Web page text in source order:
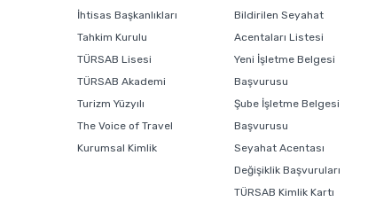
İhtisas Başkanlıkları
Tahkim Kurulu
TÜRSAB Lisesi
TÜRSAB Akademi
Turizm Yüzyılı
The Voice of Travel
Kurumsal Kimlik
Bildirilen Seyahat
Acentaları Listesi
Yeni İşletme Belgesi
Başvurusu
Şube İşletme Belgesi
Başvurusu
Seyahat Acentası
Değişiklik Başvuruları
TÜRSAB Kimlik Kartı